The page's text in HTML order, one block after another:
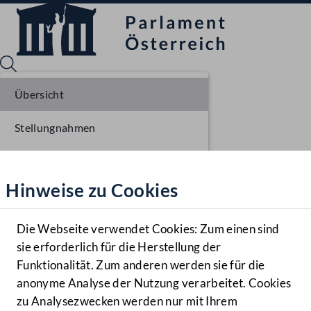
Hilfe
Benutzer
Navigationsmenü öffnen
MENÜ
Hinweise zu Cookies
Die Webseite verwendet Cookies: Zum einen sind
sie erforderlich für die Herstellung der
Funktionalität. Zum anderen werden sie für die
anonyme Analyse der Nutzung verarbeitet. Cookies
zu Analysezwecken werden nur mit Ihrem
Übersicht
Stellungnahmen